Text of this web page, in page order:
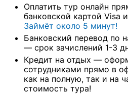
Оплатить тур онлайн
банковской картой Visa
Займёт около 5 минут!
Банковский перевод по
— срок зачислений 1-3
Кредит на отдых —
сотрудниками прямо в
как на полную, так и на
стоимость тура!